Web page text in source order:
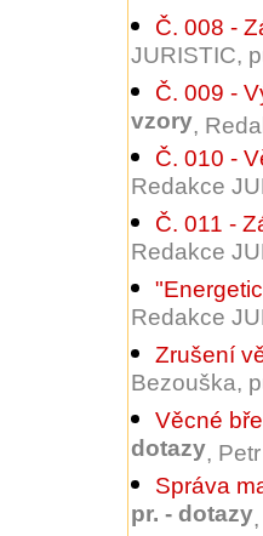
Č. 008 -
JURISTIC,
Č. 009 -
vzory,
Č. 010 -
Redakce
Č. 011 -
Redakce
Redakce
Zrušení
Bezouška,
Věcné
dotazy,
Správa
pr. - dotazy